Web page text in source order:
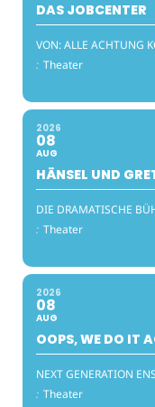
DAS JOBCENTER
VON: ALLE ACHTUNG
: Theater
2026
08
AUG
HÄNSEL UND
DIE DRAMATISCHE
: Theater
2026
08
AUG
OOPS, WE DO IT
NEXT GENERATION
: Theater